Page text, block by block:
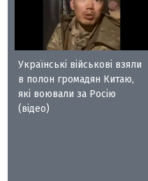
Українські військові взяли
в полон громадян Китаю,
які воювали за Росію
(відео)